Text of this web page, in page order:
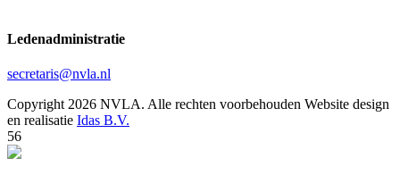
Ledenadministratie
secretaris@nvla.nl
Copyright 2026 NVLA. Alle rechten voorbehouden Website design
en realisatie Idas B.V.
56